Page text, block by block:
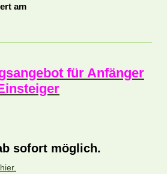
am
für Anfänger
sofort möglich.
hier.